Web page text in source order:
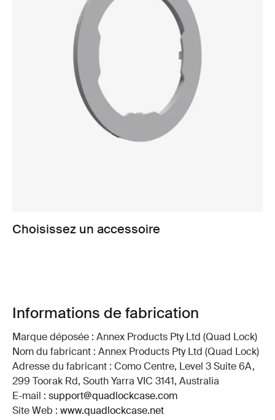
Choisissez un accessoire
Informations de fabrication
Marque déposée : Annex Products Pty Ltd (Quad Lock)
Nom du fabricant : Annex Products Pty Ltd (Quad Lock)
Adresse du fabricant : Como Centre, Level 3 Suite 6A,
299 Toorak Rd, South Yarra VIC 3141, Australia
E-mail : support@quadlockcase.com
Site Web : www.quadlockcase.net